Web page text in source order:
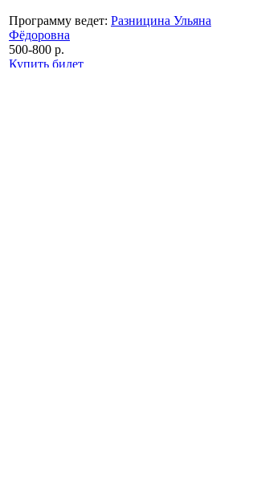
Программу ведет: Разницина Ульяна
Фёдоровна
500-800 р.
Купить билет